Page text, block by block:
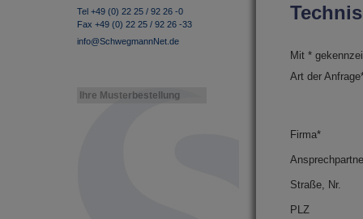
Tel +49 (0) 22 25 / 92 26 -0
Fax +49 (0) 22 25 / 92 26 -33
info@SchwegmannNet.de
Ihre Musterbestellung
Mit *
Art der
Firma*
Straße, Nr.
PLZ